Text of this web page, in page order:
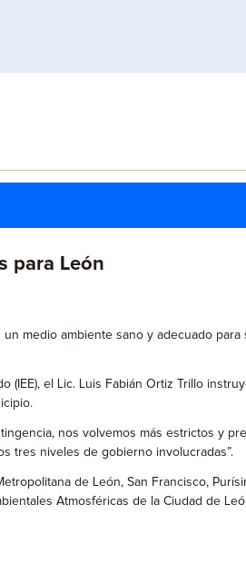
para León
medio ambiente sano y adecuado
el Lic. Luis Fabián Ortiz Trillo
nos volvemos más estrictos y
tres niveles de gobierno involucradas”.
de León, San Francisco,
Atmosféricas de la Ciudad de